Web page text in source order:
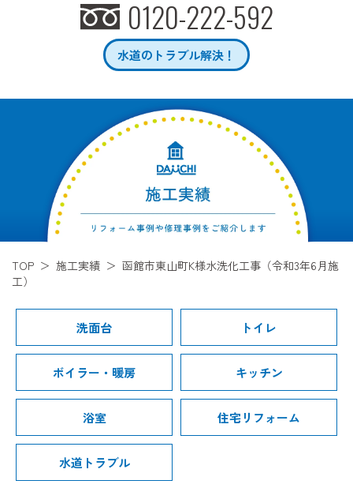
0120-222-592
水道のトラブル解決！
TOP 施工実績
函館市東山町K様水洗化工事（令和3年6月施
工）
洗面台 トイレ
ボイラー・暖房 キッチン
浴室 住宅リフォーム
水道トラブル